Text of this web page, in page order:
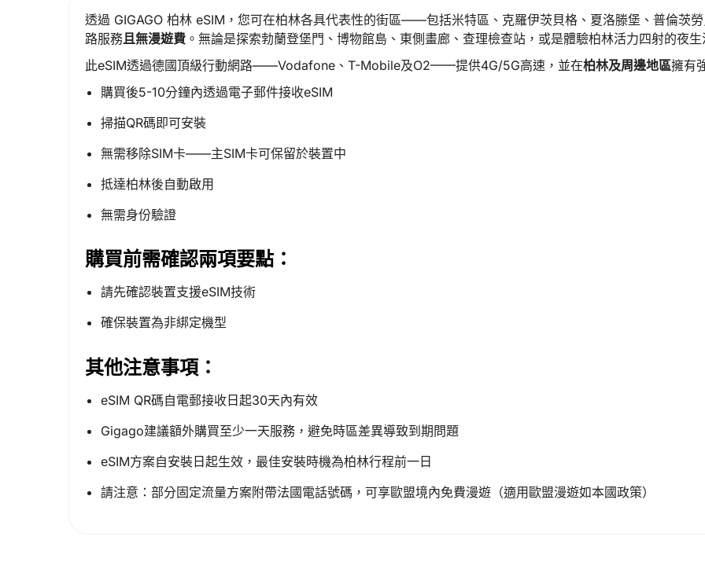
透過 GIGAGO 柏林 eSIM，您可在柏林各具代表性的街區——包括米特區、克羅伊茨貝格、夏洛滕堡、普倫茨
路服務且無漫遊費 。無論是探索勃蘭登堡門、博物館島、東側畫廊、查理檢查站，或是體驗柏林活力四射的夜
此eSIM透過德國頂級行動網路——Vodafone、T-Mobile及O2——提供4G/5G高速，並在柏林及周邊地區擁有
購買後5-10分鐘內透過電子郵件接收eSIM
掃描QR碼即可安裝
無需移除SIM卡——主SIM卡可保留於裝置中
抵達柏林後自動啟用
無需身份驗證
購買前需確認兩項要點：
請先確認裝置支援eSIM技術
確保裝置為非綁定機型
其他注意事項：
eSIM QR碼自電郵接收日起30天內有效
Gigago建議額外購買至少一天服務，避免時區差異導致到期問題
eSIM方案自安裝日起生效，最佳安裝時機為柏林行程前一日
請注意：部分固定流量方案附帶法國電話號碼，可享歐盟境內免費漫遊（適用歐盟漫遊如本國政策）